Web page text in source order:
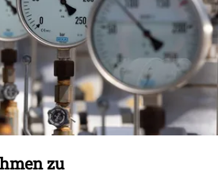
zu